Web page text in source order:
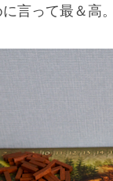
言って最＆高。